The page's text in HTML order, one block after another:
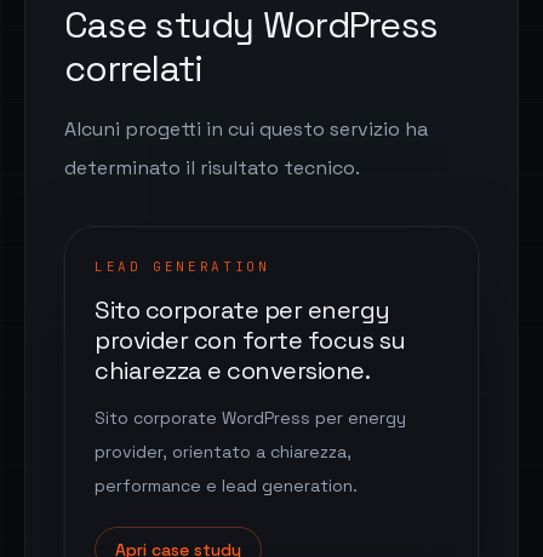
Case study WordPress
correlati
Alcuni progetti in cui questo servizio ha
determinato il risultato tecnico.
LEAD GENERATION
Sito corporate per energy
provider con forte focus su
chiarezza e conversione.
Sito corporate WordPress per energy
provider, orientato a chiarezza,
performance e lead generation.
Apri case study